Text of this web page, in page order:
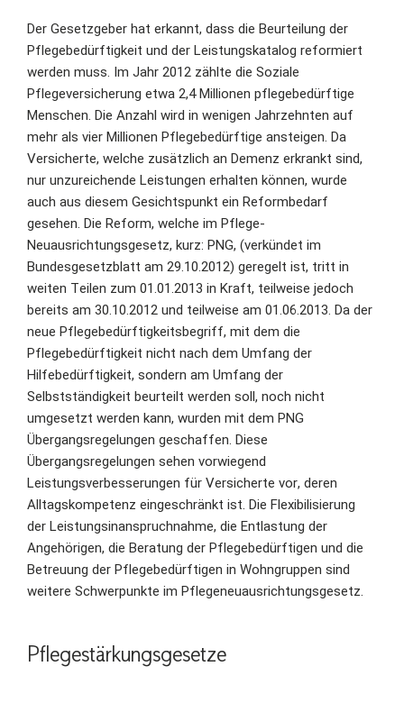
Der Gesetzgeber hat erkannt, dass die Beurteilung der
Pflegebedürftigkeit und der Leistungskatalog reformiert
werden muss. Im Jahr 2012 zählte die Soziale
Pflegeversicherung etwa 2,4 Millionen pflegebedürftige
Menschen. Die Anzahl wird in wenigen Jahrzehnten auf
mehr als vier Millionen Pflegebedürftige ansteigen. Da
Versicherte, welche zusätzlich an Demenz erkrankt sind,
nur unzureichende Leistungen erhalten können, wurde
auch aus diesem Gesichtspunkt ein Reformbedarf
gesehen. Die Reform, welche im Pflege-
Neuausrichtungsgesetz, kurz: PNG, (verkündet im
Bundesgesetzblatt am 29.10.2012) geregelt ist, tritt in
weiten Teilen zum 01.01.2013 in Kraft, teilweise jedoch
bereits am 30.10.2012 und teilweise am 01.06.2013. Da der
neue Pflegebedürftigkeitsbegriff, mit dem die
Pflegebedürftigkeit nicht nach dem Umfang der
Hilfebedürftigkeit, sondern am Umfang der
Selbstständigkeit beurteilt werden soll, noch nicht
umgesetzt werden kann, wurden mit dem PNG
Übergangsregelungen geschaffen. Diese
Übergangsregelungen sehen vorwiegend
Leistungsverbesserungen für Versicherte vor, deren
Alltagskompetenz eingeschränkt ist. Die Flexibilisierung
der Leistungsinanspruchnahme, die Entlastung der
Angehörigen, die Beratung der Pflegebedürftigen und die
Betreuung der Pflegebedürftigen in Wohngruppen sind
weitere Schwerpunkte im Pflegeneuausrichtungsgesetz.
Pflegestärkungsgesetze